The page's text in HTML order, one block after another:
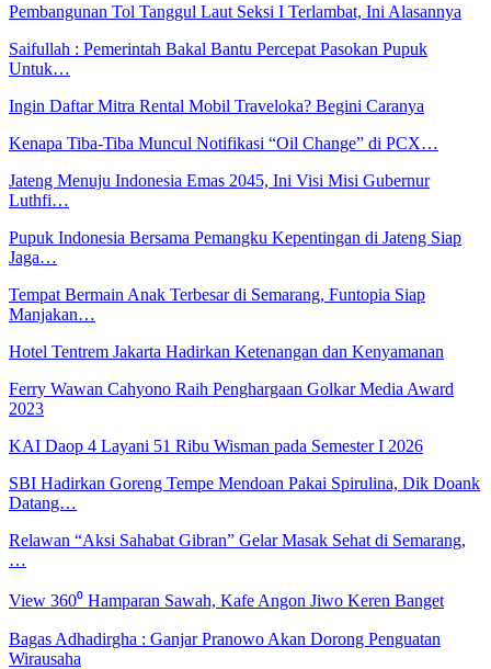
Pembangunan Tol Tanggul Laut Seksi I Terlambat, Ini Alasannya
Saifullah : Pemerintah Bakal Bantu Percepat Pasokan Pupuk
Untuk…
Ingin Daftar Mitra Rental Mobil Traveloka? Begini Caranya
Kenapa Tiba-Tiba Muncul Notifikasi “Oil Change” di PCX…
Jateng Menuju Indonesia Emas 2045, Ini Visi Misi Gubernur
Luthfi…
Pupuk Indonesia Bersama Pemangku Kepentingan di Jateng Siap
Jaga…
Tempat Bermain Anak Terbesar di Semarang, Funtopia Siap
Manjakan…
Hotel Tentrem Jakarta Hadirkan Ketenangan dan Kenyamanan
Ferry Wawan Cahyono Raih Penghargaan Golkar Media Award
2023
KAI Daop 4 Layani 51 Ribu Wisman pada Semester I 2026
SBI Hadirkan Goreng Tempe Mendoan Pakai Spirulina, Dik Doank
Datang…
Relawan “Aksi Sahabat Gibran” Gelar Masak Sehat di Semarang,
…
View 360⁰ Hamparan Sawah, Kafe Angon Jiwo Keren Banget
Bagas Adhadirgha : Ganjar Pranowo Akan Dorong Penguatan
Wirausaha